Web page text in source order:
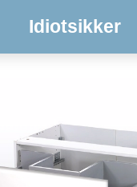
Idiotsikker